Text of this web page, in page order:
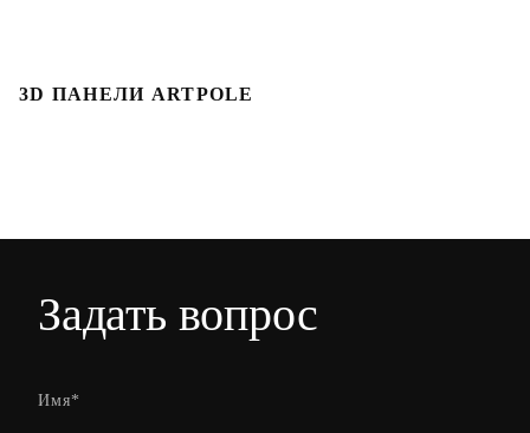
3D ПАНЕЛИ ARTPOLE
Задать вопрос